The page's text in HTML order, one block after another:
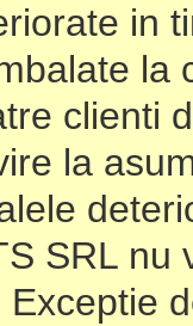
in
la
clienti
la
SRL